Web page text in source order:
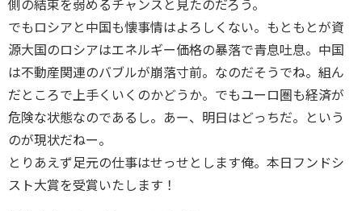
側の結束を弱めるチャンスと見たのだろう。
でもロシアと中国も懐事情はよろしくない。もともとが資
源大国のロシアはエネルギー価格の暴落で青息吐息。中国
は不動産関連のバブルが崩落寸前。なのだそうでね。組ん
だところで上手くいくのかどうか。でもユーロ圏も経済が
危険な状態なのであるし。あー、明日はどっちだ。という
のが現状だねー。
とりあえず足元の仕事はせっせとします俺。本日フンドシ
スト大賞を受賞いたします！